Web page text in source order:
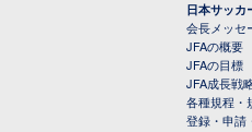
日本サッカ
会長メッセ
JFAの概要
JFAの目標
JFA成長戦
各種規程・
登録・申請